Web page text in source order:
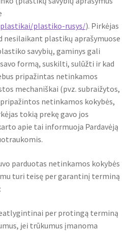
plastiko-rusys/). Pirkėjas
nesilaikant plastikų aprašymuose
savybių, gaminys gali
formą, suskilti, sulūžti ir kad
pripažintas netinkamos
mechaniškai (pvz. subraižytos,
netinkamos kokybės,
tokią prekę gavo jos
apie tai informuoja Pardavėją
parduotas netinkamos kokybės
turi teisę per garantinį terminą
per protingą terminą
jei trūkumus įmanoma